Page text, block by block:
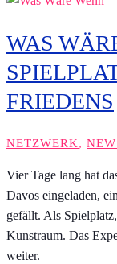
WAS
FRIEDENS
NETZWERK,
Vier Tage lang hat
Davos eingeladen,
gefällt. Als
Kunstraum. Das
weiter.